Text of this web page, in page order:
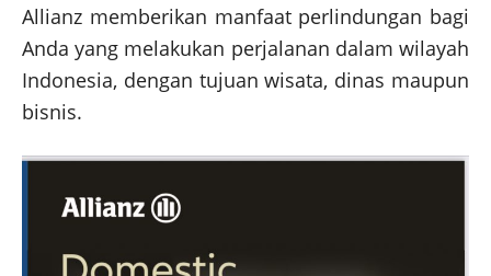
Allianz memberikan manfaat perlindungan bagi
Anda yang melakukan perjalanan dalam wilayah
Indonesia, dengan tujuan wisata, dinas maupun
bisnis.